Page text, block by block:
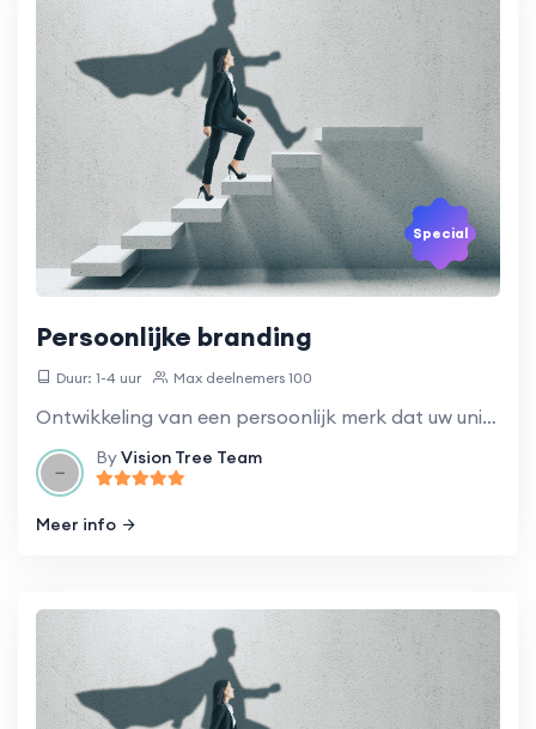
Special
Persoonlijke branding
Duur: 1-4 uur Max deelnemers 100
Ontwikkeling van een persoonlijk merk dat uw unieke vaardigheden en talenten weerspiegelt.
ByVision Tree Team
Meer info